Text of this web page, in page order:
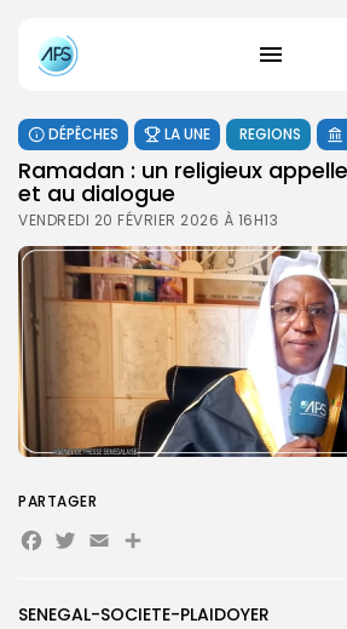
DÉPÊCHES LA UNE REGIONS
Ramadan : un religieux
et au dialogue
VENDREDI 20 FÉVRIER 2026 À 16H13
SENEGAL-SOCIETE-PLAIDOYER
PARTAGER
Facebook
Twitter
EmailPartager